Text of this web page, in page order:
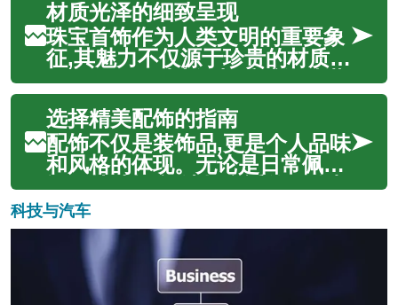
代的时尚宣言，每一件饰品都讲
述着一个关于材料、技术和创意
的故事。在当今时代，传统饰品
工艺正面临着前所未有的机遇与
挑战，如何...
材质光泽的细致呈现
珠宝首饰作为人类文明的重要象
征,其魅力不仅源于珍贵的材质,
更在于工匠对光泽与质感的精湛
把控。从宝石的天然光彩到金属
的细腻抛光,每一件作品都凝聚着
对美的追求与技艺的传承。本文
将深入探讨珠宝制作中材质光泽
的呈现方式,揭示工艺、设计与美
学如...
选择精美配饰的指南
配饰不仅是装饰品,更是个人品味
和风格的体现。无论是日常佩戴
还是特殊场合,选择合适的配饰都
能为整体造型增添亮点。从宝石
的种类到金属材质的选择,从设计
风格到工艺细节,每一个环节都值
得仔细考量。本文将为您详细介
绍如何挑选适合自己的精美配
科技与汽车